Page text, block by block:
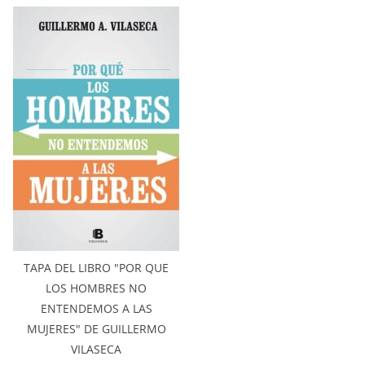
TAPA DEL LIBRO "POR QUE
LOS HOMBRES NO
ENTENDEMOS A LAS
MUJERES" DE GUILLERMO
VILASECA